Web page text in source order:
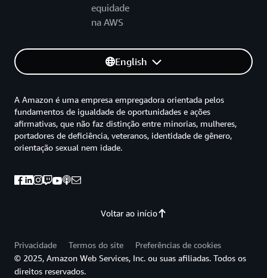
equidade
na AWS
English
Voltar ao início
A Amazon é uma empresa empregadora orientada pelos
fundamentos de igualdade de oportunidades e ações
afirmativas, que não faz distinção entre minorias, mulheres,
portadores de deficiência, veteranos, identidade de gênero,
orientação sexual nem idade.
Privacidade Termos do site
Preferências de cookies
© 2025, Amazon Web Services, Inc. ou suas afiliadas. Todos os
direitos reservados.